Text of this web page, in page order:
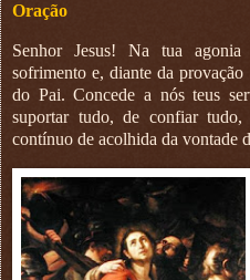
Oração
Senhor Jesus! Na tua agonia
sofrimento e, diante da provação
do Pai. Concede a nós teus
suportar tudo, de confiar
contínuo de acolhida da vontade